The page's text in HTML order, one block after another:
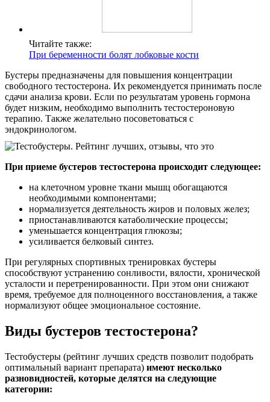
Читайте также:
При беременности болят лобковые кости
Бустеры предназначены для повышения концентрации
свободного тестостерона. Их рекомендуется принимать после
сдачи анализа крови. Если по результатам уровень гормона
будет низким, необходимо выполнить тестостероновую
терапию. Также желательно посоветоваться с
эндокринологом.
При приеме бустеров тестостерона происходит следующее:
на клеточном уровне ткани мышц обогащаются
необходимыми компонентами;
нормализуется деятельность жиров и половых желез;
приостанавливаются катаболические процессы;
уменьшается концентрация глюкозы;
усиливается белковый синтез.
При регулярных спортивных тренировках бустеры
способствуют устранению сонливости, вялости, хронической
усталости и перетренированности. При этом они снижают
время, требуемое для полноценного восстановления, а также
нормализуют общее эмоциональное состояние.
Виды бустеров тестостерона?
Тестобустеры (рейтинг лучших средств позволит подобрать
оптимальный вариант препарата) имеют несколько
разновидностей, которые делятся на следующие
категории: